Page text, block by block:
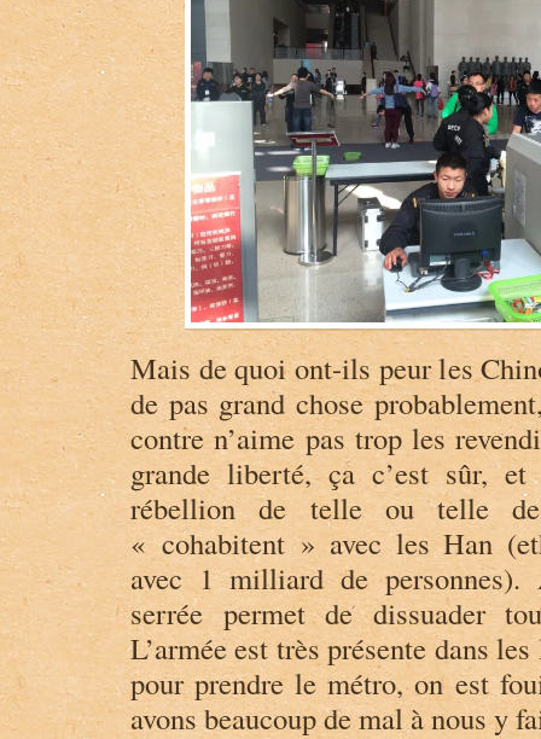
Mais de quoi ont-ils peur les
de pas grand chose
contre n’aime pas trop les
grande liberté, ça c’est sûr, et
rébellion de telle ou telle
« cohabitent » avec les Han
avec 1 milliard de
serrée permet de dissuader
L’armée est très présente dans
pour prendre le métro, on est
avons beaucoup de mal à nous y